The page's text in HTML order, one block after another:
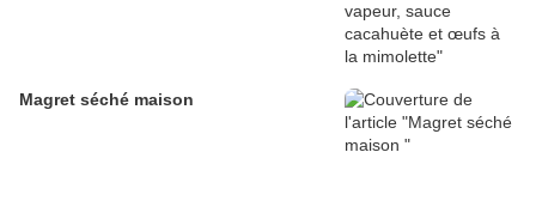
Magret séché maison